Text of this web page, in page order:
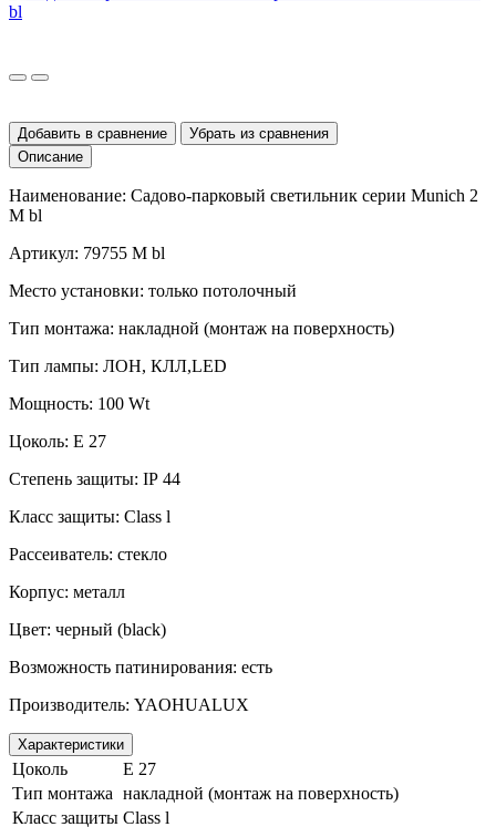
Добавить в сравнение
Убрать из сравнения
Описание
Наименование: Садово-парковый светильник серии Munich 2
M bl
Артикул: 79755 M bl
Место установки: только потолочный
Тип монтажа: накладной (монтаж на поверхность)
Тип лампы: ЛОН, КЛЛ,LED
Мощность: 100 Wt
Цоколь: E 27
Степень защиты: IP 44
Класс защиты: Class l
Рассеиватель: стекло
Корпус: металл
Цвет: черный (black)
Возможность патинирования: есть
Производитель: YAOHUALUX
Характеристики
Цоколь
E 27
Тип монтажа накладной (монтаж на поверхность)
Класс защиты Class l